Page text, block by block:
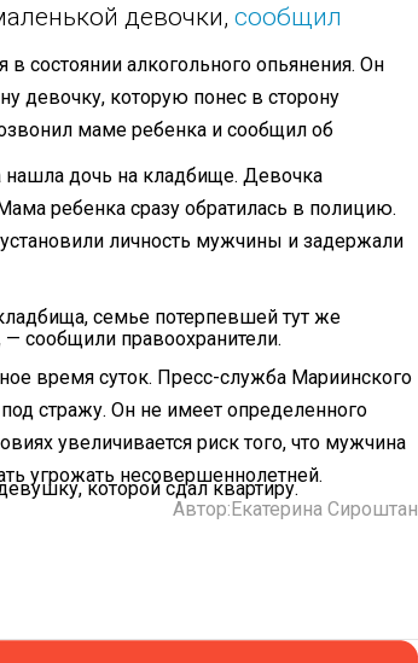
девочки, сообщил
состоянии алкогольного опьянения. Он
девочку, которую понес в сторону
маме ребенка и сообщил об
дочь на кладбище. Девочка
ребенка сразу обратилась в полицию.
личность мужчины и задержали
семье потерпевшей тут же
сообщили правоохранители.
время суток. Пресс-служба Мариинского
стражу. Он не имеет определенного
увеличивается риск того, что мужчина
угрожать несовершеннолетней.
которой сдал квартиру.
Автор:Екатерина Сироштан